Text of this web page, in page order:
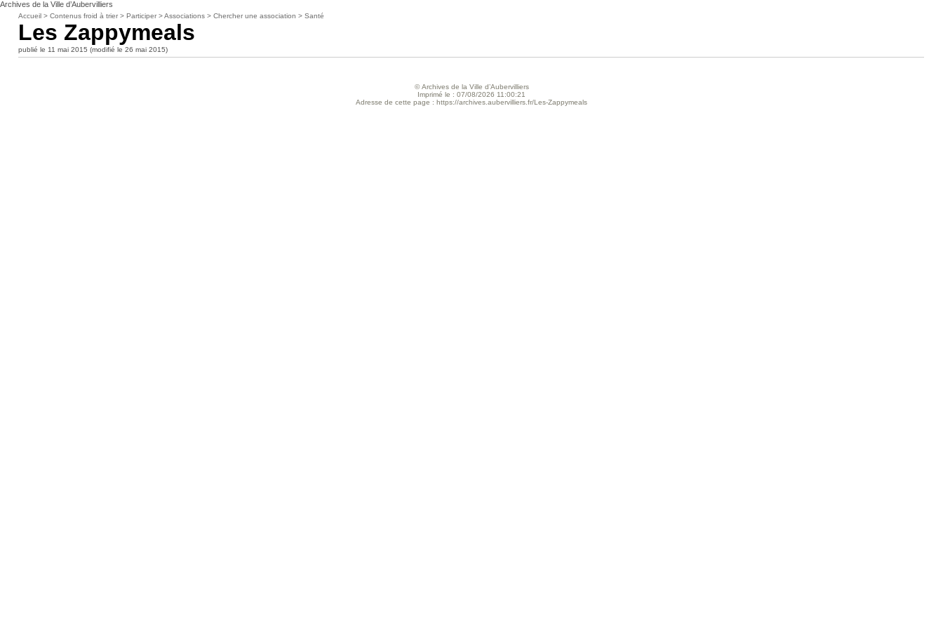
Archives de la Ville d’Aubervilliers
Accueil >Contenus froid à trier >Participer >Associations >Chercher une association >Santé
Les Zappymeals
publié le 11 mai 2015 (modifié le 26 mai 2015)
© Archives de la Ville d’Aubervilliers
Imprimé le : 07/08/2026 11:00:21
Adresse de cette page : https://archives.aubervilliers.fr/Les-Zappymeals